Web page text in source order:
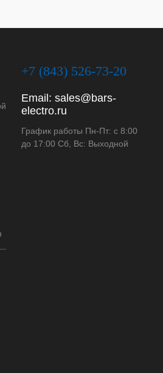
+7 (843) 526-73-20
Email: sales@bars-
electro.ru
График работы Пн-Пт: с 8:00
до 17:00 Сб, Вс: Выходной